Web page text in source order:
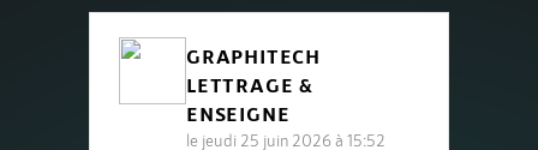
GRAPHITECH
LETTRAGE &
ENSEIGNE
le jeudi 25 juin 2026 à 15:52